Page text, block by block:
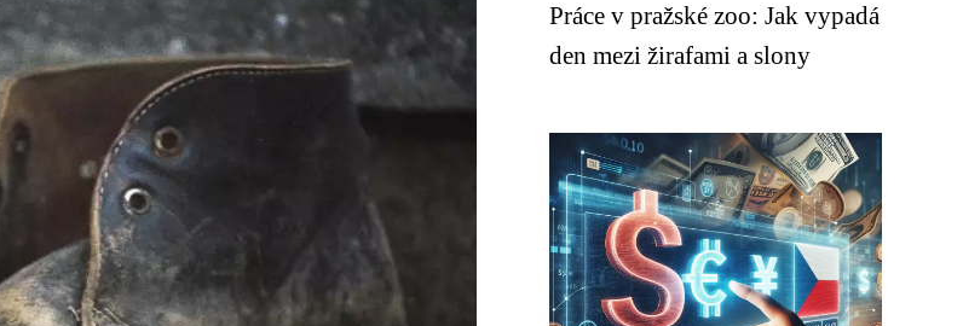
Práce v pražské zoo: Jak vypadá
den mezi žirafami a slony